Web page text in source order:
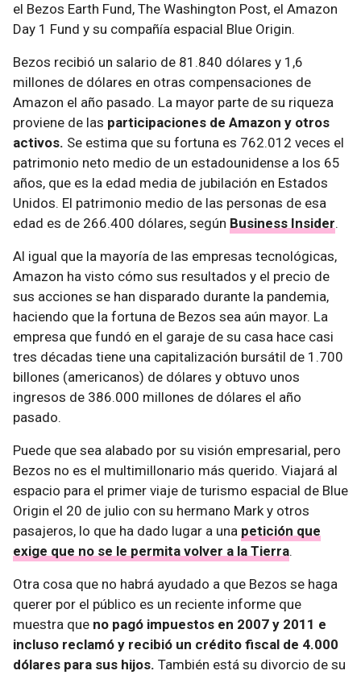
el Bezos Earth Fund, The Washington Post, el Amazon
Day 1 Fund y su compañía espacial Blue Origin.
Bezos recibió un salario de 81.840 dólares y 1,6
millones de dólares en otras compensaciones de
Amazon el año pasado. La mayor parte de su riqueza
proviene de las participaciones de Amazon y otros
activos. Se estima que su fortuna es 762.012 veces el
patrimonio neto medio de un estadounidense a los 65
años, que es la edad media de jubilación en Estados
Unidos. El patrimonio medio de las personas de esa
edad es de 266.400 dólares, según Business Insider.
Al igual que la mayoría de las empresas tecnológicas,
Amazon ha visto cómo sus resultados y el precio de
sus acciones se han disparado durante la pandemia,
haciendo que la fortuna de Bezos sea aún mayor. La
empresa que fundó en el garaje de su casa hace casi
tres décadas tiene una capitalización bursátil de 1.700
billones (americanos) de dólares y obtuvo unos
ingresos de 386.000 millones de dólares el año
pasado.
Puede que sea alabado por su visión empresarial, pero
Bezos no es el multimillonario más querido. Viajará al
espacio para el primer viaje de turismo espacial de Blue
Origin el 20 de julio con su hermano Mark y otros
pasajeros, lo que ha dado lugar a una petición que
exige que no se le permita volver a la Tierra.
Otra cosa que no habrá ayudado a que Bezos se haga
querer por el público es un reciente informe que
muestra que no pagó impuestos en 2007 y 2011 e
incluso reclamó y recibió un crédito fiscal de 4.000
dólares para sus hijos. También está su divorcio de su